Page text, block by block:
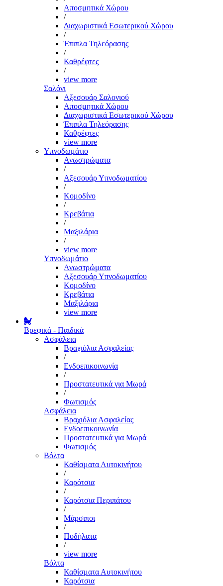
Αποσμητικά Χώρου
/
Διαχωριστικά Εσωτερικού Χώρου
/
Έπιπλα Τηλεόρασης
/
Καθρέφτες
/
view more
Σαλόνι
Αξεσουάρ Σαλονιού
Αποσμητικά Χώρου
Διαχωριστικά Εσωτερικού Χώρου
Έπιπλα Τηλεόρασης
Καθρέφτες
view more
Υπνοδωμάτιο
Ανωστρώματα
/
Αξεσουάρ Υπνοδωματίου
/
Κομοδίνο
/
Κρεβάτια
/
Μαξιλάρια
/
view more
Υπνοδωμάτιο
Ανωστρώματα
Αξεσουάρ Υπνοδωματίου
Κομοδίνο
Κρεβάτια
Μαξιλάρια
view more
Βρεφικά - Παιδικά
Ασφάλεια
Βραχιόλια Ασφαλείας
/
Ενδοεπικοινωνία
/
Προστατευτικά για Μωρά
/
Φωτισμός
Ασφάλεια
Βραχιόλια Ασφαλείας
Ενδοεπικοινωνία
Προστατευτικά για Μωρά
Φωτισμός
Βόλτα
Καθίσματα Αυτοκινήτου
/
Καρότσια
/
Καρότσια Περιπάτου
/
Μάρσιποι
/
Ποδήλατα
/
view more
Βόλτα
Καθίσματα Αυτοκινήτου
Καρότσια